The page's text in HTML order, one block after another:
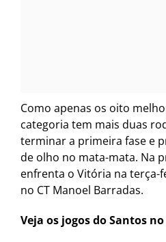
Como apenas os oito
categoria tem mais duas
terminar a primeira fase e
de olho no mata-mata. Na
enfrenta o Vitória na terça-
no CT Manoel Barradas.
Veja os jogos do Santos